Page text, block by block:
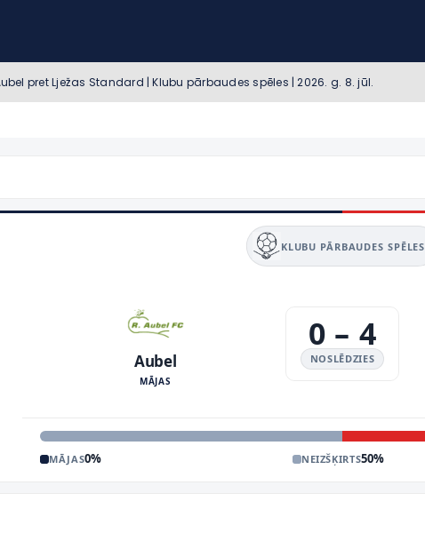
pret Lježas Standard | Klubu pārbaudes spēles | 2026. g. 8. jūl.
KLUBU PĀRBAUDES SPĒLES
Aubel
MĀJAS
0 – 4
NOSLĒDZIES
MĀJAS0% NEIZŠĶIRTS50%